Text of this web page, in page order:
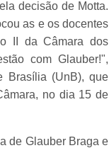
decisão de Motta.
as e os docentes
II da Câmara dos
com Glauber!",
Brasília (UnB), que
no dia 15 de
de Glauber Braga e